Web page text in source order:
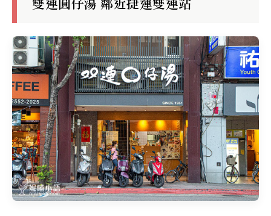
雙連圓仔湯 鄰近捷運雙連站